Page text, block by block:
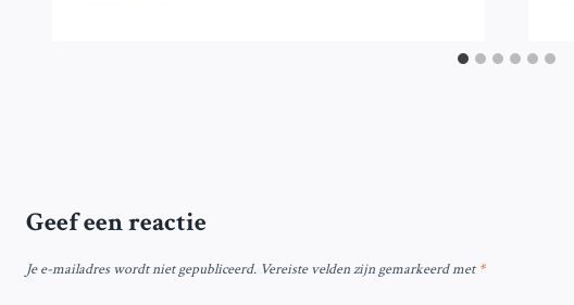
Geef een reactie
Je e-mailadres wordt niet gepubliceerd. Vereiste velden zijn gemarkeerd met*